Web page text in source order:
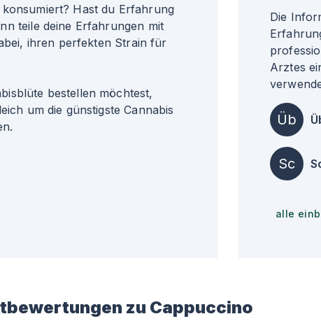
Hast du Erfahrung
teile deine Erfahrungen mit
ihren perfekten Strain für
bestellen möchtest,
um die günstigste Cannabis
Die
Arztes
Üb
Sc
alle
zu Cappuccino